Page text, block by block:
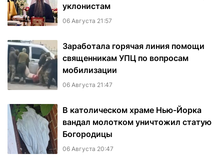
уклонистам
06 Августа 21:57
Заработала горячая линия помощи
священникам УПЦ по вопросам
мобилизации
06 Августа 21:47
В католическом храме Нью-Йорка
вандал молотком уничтожил статую
Богородицы
06 Августа 20:47